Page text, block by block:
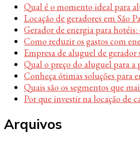
Qual é o momento ideal para
Locação de geradores em São
Gerador de energia para
Como reduzir os gastos com
Empresa de aluguel de gerador
Qual o preço do aluguel para a
Conheça ótimas soluções para
Quais são os segmentos que
Por que investir na locação de
Arquivos